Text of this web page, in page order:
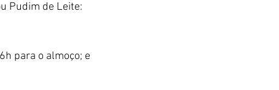
Pudim de Leite:
para o almoço; e